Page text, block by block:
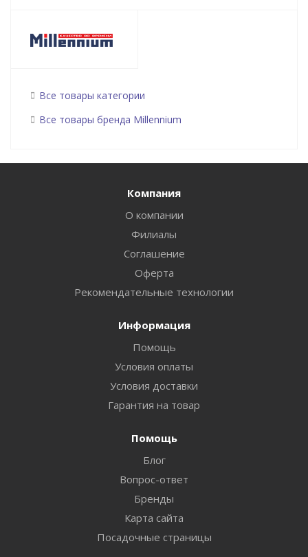
Все товары категории
Все товары бренда Millennium
Компания
О компании
Филиалы
Соглашение
Оферта
Рекомендательные технологии
Информация
Помощь
Условия оплаты
Условия доставки
Гарантия на товар
Помощь
Блог
Вопрос-ответ
Бренды
Карта сайта
Посадочные страницы